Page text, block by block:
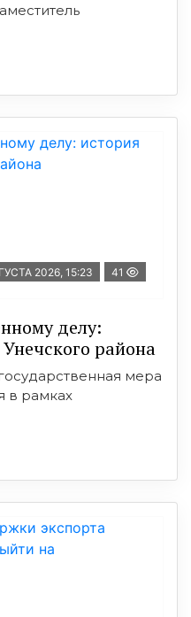
2026, 15:23 41
делу:
района
мера
в рамках